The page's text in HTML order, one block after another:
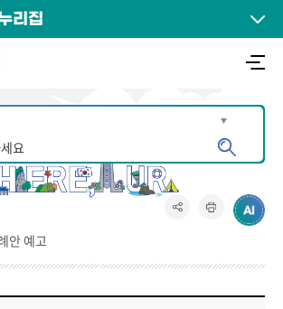
리집
안 예고